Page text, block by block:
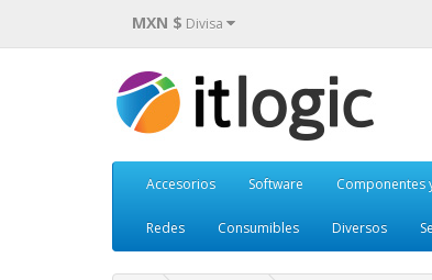
MXN $ Divisa
Accesorios Software Componentes
Redes Consumibles Diversos